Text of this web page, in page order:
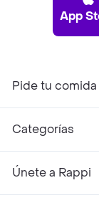
App
Pide tu
Categorías
Únete a Rappi